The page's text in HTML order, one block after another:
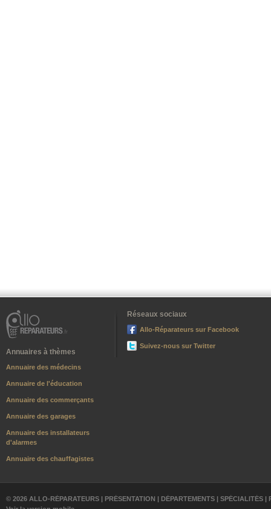
Annuaires à thèmes
Annuaire des médecins
Annuaire de l'éducation
Annuaire des commerçants
Annuaire des garages
Annuaire des installateurs
d'alarmes
Annuaire des chauffagistes
Réseaux sociaux
Allo-Réparateurs sur Facebook
Suivez-nous sur Twitter
© 2026 ALLO-RÉPARATEURS | PRÉSENTATION | DÉPARTEMENTS | SPÉCIALITÉS |